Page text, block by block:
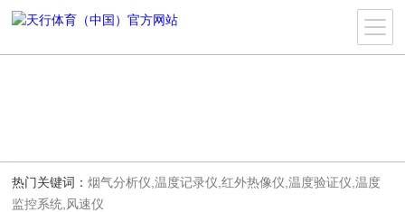
热门关键词：烟气分析仪,温度记录仪,红外热像仪,温度验证仪,温度
监控系统,风速仪